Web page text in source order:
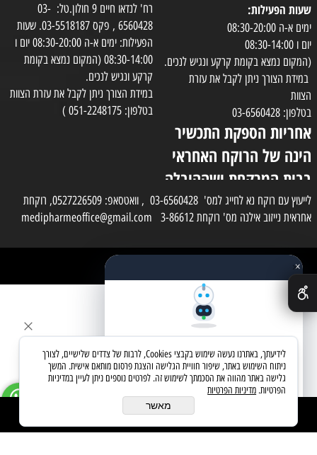
הוסף לסל
שעות הפעילות:
ימים א-ה 08:30-20:00
יום ו 08:30-14:00
(המקום נמצא בקומת קרקע ונגיש לנכים.
במידת הצורך ניתן לקבל את עזרת
הצוות
בטלפון: 03-6560428
אחריות הספקת התכשיר
הינה של הרוקח האחראי
בבית המרקחת ושההובלה
בפועל תעשה בעזרת
השליח
רח' לנדאו חיים 9 חולון.טל: 03-
6560428 , פקס 03-5518187. שעות
הפעילות: ימים א-ה 08:30-20:00 יום ו
08:30-14:00 (המקום נמצא בקומת
קרקע ונגיש לנכים.
במידת הצורך ניתן לקבל את עזרת הצוות
בטלפון: 051-2248175 )
לייעוץ עם רוקח נא לחייג למס' 03-6560428 , וואטסאפ: 0527226509, רוקחת
אחראית נייזוב אילנה מס' רוקחת 3-86612 medipharmeoffice@gmail.com
✕×
שאלו את העוזר החכם
מחפשים מוצר? אני כאן כדי לעזור
בואו נתחיל
לידיעתך, באתרנו נעשה שימוש בקבצי Cookies, לרבות של צדדים שלישיים, לצורך
ניתוח השימוש באתר, שיפור חוויית הגלישה והצגת פרסום מותאם אישית. המשך
גלישה באתר מהווה את הסכמתך לשימוש זה. לפרטים נוספים ניתן לעיין במדיניות
הפרטיות. מדיניות הפרטיות
מאשר